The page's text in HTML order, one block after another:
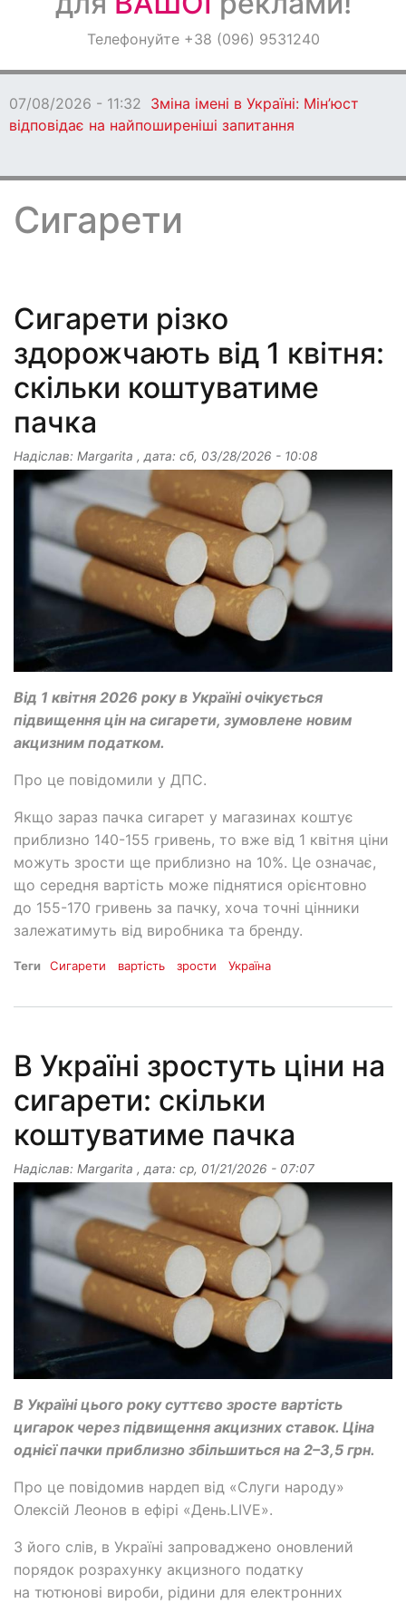
ОголошенняТелефонуйте +38 (096) 9531240
07/08/2026 - 10:50
які вимагали гроші та
Сигарети
Сигарети різко
здорожчають від 1 квітня:
скільки коштуватиме
пачка
Надіслав: Margarita , дата: сб, 03/28/2026 - 10:08
Від 1 квітня 2026 року в Україні очікується
підвищення цін на сигарети, зумовлене новим
акцизним податком.
Про це повідомили у ДПС.
Якщо зараз пачка сигарет у магазинах коштує
приблизно 140-155 гривень, то вже від 1 квітня ціни
можуть зрости ще приблизно на 10%. Це означає,
що середня вартість може піднятися орієнтовно
до 155-170 гривень за пачку, хоча точні цінники
залежатимуть від виробника та бренду.
Теги Сигарети вартість зрости Україна
В Україні зростуть ціни на
сигарети: скільки
коштуватиме пачка
Надіслав: Margarita , дата: ср, 01/21/2026 - 07:07
В Україні цього року суттєво зросте вартість
цигарок через підвищення акцизних ставок. Ціна
однієї пачки приблизно збільшиться на 2–3,5 грн.
Про це повідомив нардеп від «Слуги народу»
Олексій Леонов в ефірі «День.LIVE».
З його слів, в Україні запроваджено оновлений
порядок розрахунку акцизного податку
на тютюнові вироби, рідини для електронних